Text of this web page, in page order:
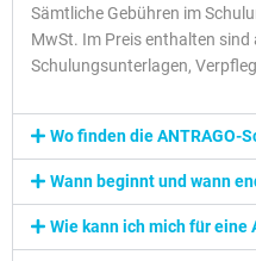
Sämtliche Gebühren im
MwSt. Im Preis enthalten sind
Schulungsunterlagen,
Wo finden die ANTRAGO-
Wann beginnt und wann
Wie kann ich mich für eine